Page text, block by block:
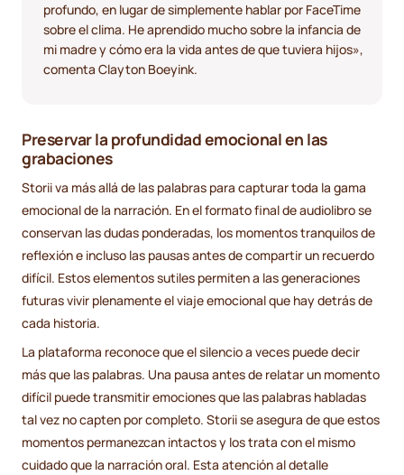
profundo, en lugar de simplemente hablar por FaceTime
sobre el clima. He aprendido mucho sobre la infancia de
mi madre y cómo era la vida antes de que tuviera hijos»,
comenta Clayton Boeyink.
Preservar la profundidad emocional en las
grabaciones
Storii va más allá de las palabras para capturar toda la gama
emocional de la narración. En el formato final de audiolibro se
conservan las dudas ponderadas, los momentos tranquilos de
reflexión e incluso las pausas antes de compartir un recuerdo
difícil. Estos elementos sutiles permiten a las generaciones
futuras vivir plenamente el viaje emocional que hay detrás de
cada historia.
La plataforma reconoce que el silencio a veces puede decir
más que las palabras. Una pausa antes de relatar un momento
difícil puede transmitir emociones que las palabras habladas
tal vez no capten por completo. Storii se asegura de que estos
momentos permanezcan intactos y los trata con el mismo
cuidado que la narración oral. Esta atención al detalle